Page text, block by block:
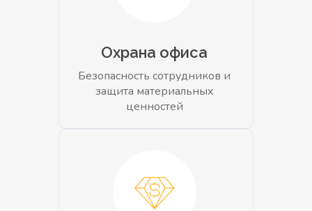
Охрана офиса
Безопасность сотрудников и
защита материальных
ценностей